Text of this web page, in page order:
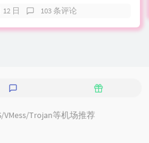
12 日 103 条评论
随
VMess/Trojan等机场推荐